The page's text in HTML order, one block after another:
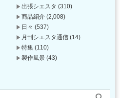
出張シエスタ (310)
商品紹介 (2,008)
日々 (537)
月刊シエスタ通信 (14)
特集 (110)
製作風景 (43)